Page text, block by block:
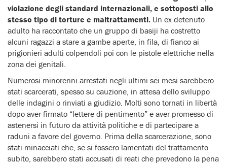
violazione degli standard internazionali, e sottoposti allo
stesso tipo di torture e maltrattamenti. Un ex detenuto
adulto ha raccontato che un gruppo di basiji ha costretto
alcuni ragazzi a stare a gambe aperte, in fila, di fianco ai
prigionieri adulti colpendoli poi con le pistole elettriche nella
zona dei genitali.
Numerosi minorenni arrestati negli ultimi sei mesi sarebbero
stati scarcerati, spesso su cauzione, in attesa dello sviluppo
delle indagini o rinviati a giudizio. Molti sono tornati in libertà
dopo aver firmato “lettere di pentimento” e aver promesso di
astenersi in futuro da attività politiche e di partecipare a
raduni a favore del governo. Prima della scarcerazione, sono
stati minacciati che, se si fossero lamentati del trattamento
subito, sarebbero stati accusati di reati che prevedono la pena